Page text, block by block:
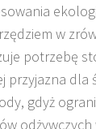
w
potrzebę
przyjazna
gdyż